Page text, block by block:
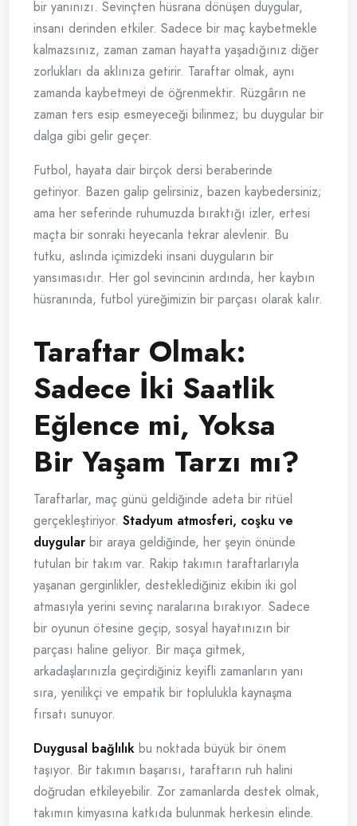
bir yanınızı. Sevinçten hüsrana dönüşen duygular,
insanı derinden etkiler. Sadece bir maç kaybetmekle
kalmazsınız, zaman zaman hayatta yaşadığınız diğer
zorlukları da aklınıza getirir. Taraftar olmak, aynı
zamanda kaybetmeyi de öğrenmektir. Rüzgârın ne
zaman ters esip esmeyeceği bilinmez; bu duygular bir
dalga gibi gelir geçer.
Futbol, hayata dair birçok dersi beraberinde
getiriyor. Bazen galip gelirsiniz, bazen kaybedersiniz;
ama her seferinde ruhumuzda bıraktığı izler, ertesi
maçta bir sonraki heyecanla tekrar alevlenir. Bu
tutku, aslında içimizdeki insani duyguların bir
yansımasıdır. Her gol sevincinin ardında, her kaybın
hüsranında, futbol yüreğimizin bir parçası olarak kalır.
Taraftar Olmak:
Sadece İki Saatlik
Eğlence mi, Yoksa
Bir Yaşam Tarzı mı?
Taraftarlar, maç günü geldiğinde adeta bir ritüel
gerçekleştiriyor. Stadyum atmosferi, coşku ve
duygular bir araya geldiğinde, her şeyin önünde
tutulan bir takım var. Rakip takımın taraftarlarıyla
yaşanan gerginlikler, desteklediğiniz ekibin iki gol
atmasıyla yerini sevinç naralarına bırakıyor. Sadece
bir oyunun ötesine geçip, sosyal hayatınızın bir
parçası haline geliyor. Bir maça gitmek,
arkadaşlarınızla geçirdiğiniz keyifli zamanların yanı
sıra, yenilikçi ve empatik bir toplulukla kaynaşma
fırsatı sunuyor.
Duygusal bağlılık bu noktada büyük bir önem
taşıyor. Bir takımın başarısı, taraftarın ruh halini
doğrudan etkileyebilir. Zor zamanlarda destek olmak,
takımın kimyasına katkıda bulunmak herkesin elinde.